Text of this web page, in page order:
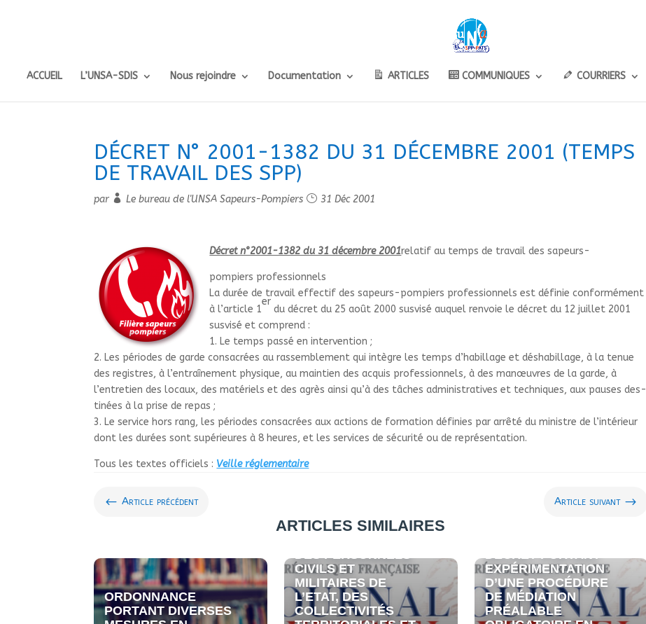
ACCUEIL L’UNSA-SDIS Nous rejoindre Documentation ARTICLES COMMUNIQUES COURRIERS
DÉCRET N° 2001-1382 DU 31 DÉCEMBRE 2001 (TEMPS
DE TRAVAIL DES SPP)
par Le bureau de l'UNSA Sapeurs-Pompiers 31 Déc 2001
Décret n°2001-1382 du 31 décembre 2001relatif au temps de travail des sapeurs-
pompiers professionnels
La durée de tra­vail effec­tif des sapeurs-pom­piers pro­fes­sion­nels est défi­nie confor­mé­ment
à l’arti­cle 1
er
du décret du 25 août 2000 sus­visé auquel ren­voie le décret du 12 ­juillet 2001
sus­visé et com­prend :
1. Le temps passé en inter­ven­tion ;
2. Les pério­des de garde consa­crées au ras­sem­ble­ment qui intè­gre les temps d’habillage et désha­billage, à la tenue
des regis­tres, à l’entraî­ne­ment phy­si­que, au main­tien des acquis pro­fes­sion­nels, à des manœu­vres de la garde, à
l’entre­tien des locaux, des maté­riels et des agrès ainsi qu’à des tâches admi­nis­tra­ti­ves et tech­ni­ques, aux pauses des­
ti­nées à la prise de repas ;
3. Le ser­vice hors rang, les pério­des consa­crées aux actions de for­ma­tion défi­nies par arrêté du minis­tre de l’inté­rieur
dont les durées sont supé­rieu­res à 8 heures, et les ser­vi­ces de sécu­rité ou de repré­sen­ta­tion.
Tous les textes offi­ciels : Veille régle­men­taire
# Article précédent Article suivant $
ARTICLES SIMILAIRES
ORDONNANCE
PORTANT DIVERSES
DÉCRET RELATIF À
DES PERSONNELS
CIVILS ET
MILITAIRES DE
L’ETAT, DES
COLLECTIVITÉS
DÉCRET PORTANT
EXPÉRIMENTATION
D’UNE PROCÉDURE
DE MÉDIATION
PRÉALABLE